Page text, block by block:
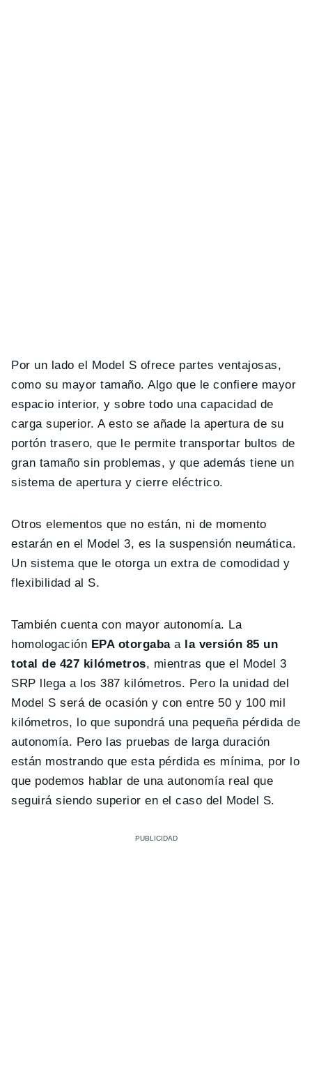
Por un lado el Model S ofrece partes ventajosas,
como su mayor tamaño. Algo que le confiere mayor
espacio interior, y sobre todo una capacidad de
carga superior. A esto se añade la apertura de su
portón trasero, que le permite transportar bultos de
gran tamaño sin problemas, y que además tiene un
sistema de apertura y cierre eléctrico.
Otros elementos que no están, ni de momento
estarán en el Model 3, es la suspensión neumática.
Un sistema que le otorga un extra de comodidad y
flexibilidad al S.
También cuenta con mayor autonomía. La
homologación EPA otorgabaa la versión 85 un
total de 427 kilómetros, mientras que el Model 3
SRP llega a los 387 kilómetros. Pero la unidad del
Model S será de ocasión y con entre 50 y 100 mil
kilómetros, lo que supondrá una pequeña pérdida de
autonomía. Pero las pruebas de larga duración
están mostrando que esta pérdida es mínima, por lo
que podemos hablar de una autonomía real que
seguirá siendo superior en el caso del Model S.